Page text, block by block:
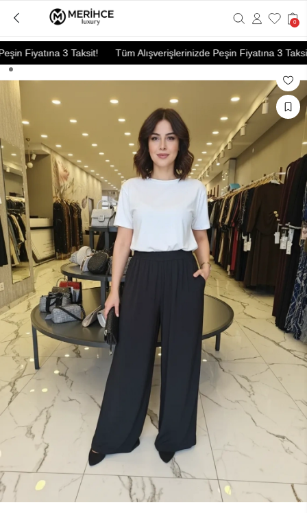
Fiyatına 3 Taksit! Tüm Alışverişlerinizde Peşin Fiyatına 3 Taksit!
0